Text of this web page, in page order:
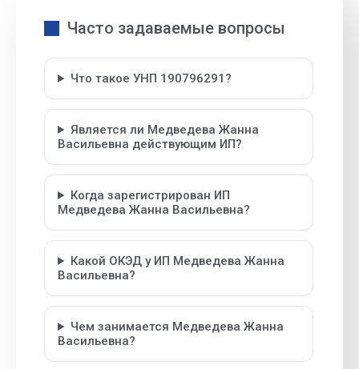
Часто задаваемые вопросы
Что такое УНП 190796291?
Является ли Медведева Жанна
Васильевна действующим ИП?
Когда зарегистрирован ИП
Медведева Жанна Васильевна?
Какой ОКЭД у ИП Медведева Жанна
Васильевна?
Чем занимается Медведева Жанна
Васильевна?